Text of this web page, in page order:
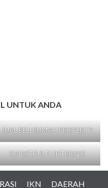
UNTUK ANDA
JUAL BELI RUMAH PROPERTY
GADGED & ELEKTRONIK
IKN DAERAH